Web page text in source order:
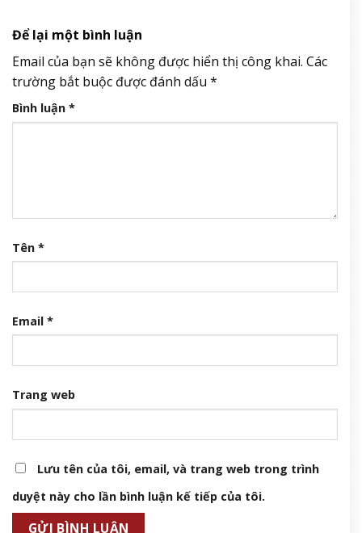
Để lại một bình luận
Email của bạn sẽ không được hiển thị công khai. Các
trường bắt buộc được đánh dấu *
Bình luận *
Tên *
Email *
Trang web
Lưu tên của tôi, email, và trang web trong trình
duyệt này cho lần bình luận kế tiếp của tôi.